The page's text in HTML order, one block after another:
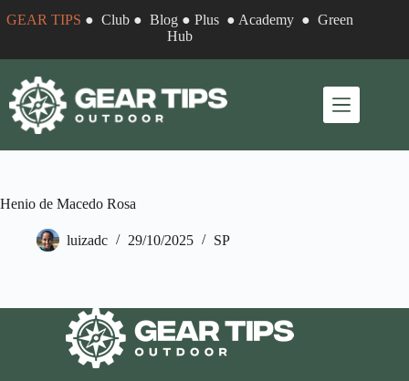
para
conteúdo
GEAR TIPS ●Club ●Blog ●Plus ● Academy ●Green
Hub
Henio de Macedo Rosa
luizadc 29/10/2025 SP